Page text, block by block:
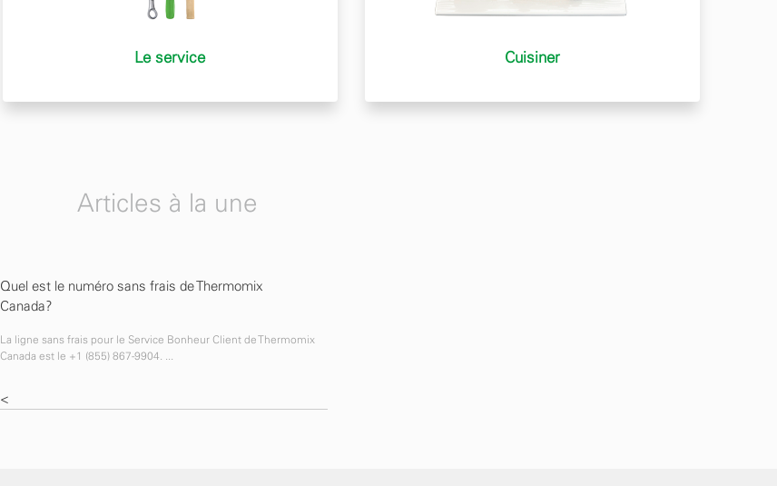
Le service Cuisiner
Articles à la une
Quel est le numéro sans frais de Thermomix
Canada?
La ligne sans frais pour le Service Bonheur Client de Thermomix
Canada est le +1 (855) 867-9904. ...
<